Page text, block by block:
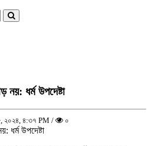
ধর্ম উপদেষ্টা
২০২৪, ৪:৩৭ PM / ০